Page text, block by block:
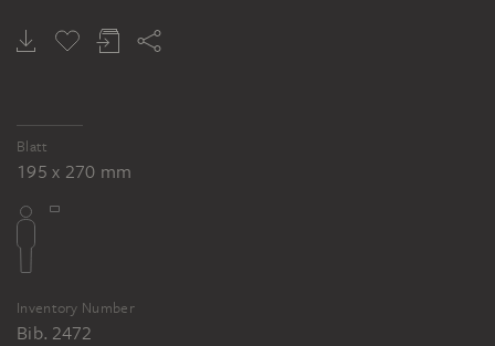
Blatt
195 x 270 mm
Inventory Number
Bib. 2472